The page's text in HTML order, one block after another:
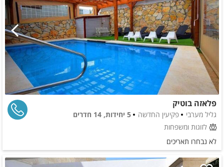
פלאזה בוטיק
גליל מערבי פקיעין החדשה
5 יחידות, 14 חדרים
לזוגות ומשפחות
לא נבחרו תאריכים